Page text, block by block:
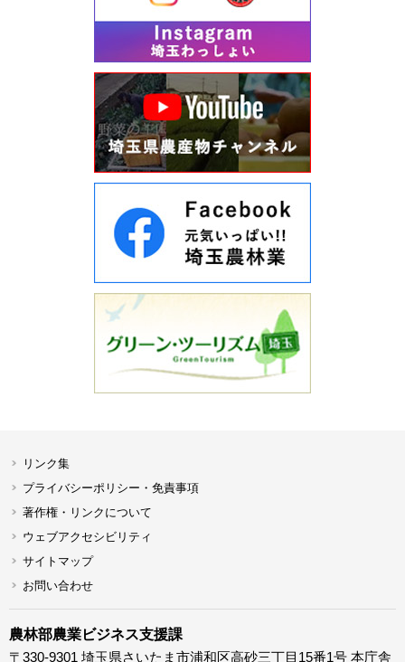
リンク集
プライバシーポリシー・免責事項
著作権・リンクについて
ウェブアクセシビリティ
サイトマップ
お問い合わせ
農林部農業ビジネス支援課
〒330-9301 埼玉県さいたま市浦和区高砂三丁目15番1号 本庁舎